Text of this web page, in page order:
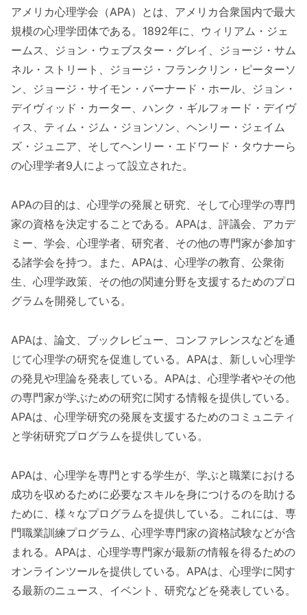
アメリカ心理学会（APA）とは、アメリカ合衆国内で最大
規模の心理学団体である。1892年に、ウィリアム・ジェ
ームス、ジョン・ウェブスター・グレイ、ジョージ・サム
ネル・ストリート、ジョージ・フランクリン・ピーターソ
ン、ジョージ・サイモン・バーナード・ホール、ジョン・
デイヴィッド・カーター、ハンク・ギルフォード・デイヴ
ィス、ティム・ジム・ジョンソン、ヘンリー・ジェイム
ズ・ジュニア、そしてヘンリー・エドワード・タウナーら
の心理学者9人によって設立された。
APAの目的は、心理学の発展と研究、そして心理学の専門
家の資格を決定することである。APAは、評議会、アカデ
ミー、学会、心理学者、研究者、その他の専門家が参加す
る諸学会を持つ。また、APAは、心理学の教育、公衆衛
生、心理学政策、その他の関連分野を支援するためのプロ
グラムを開発している。
APAは、論文、ブックレビュー、コンファレンスなどを通
じて心理学の研究を促進している。APAは、新しい心理学
の発見や理論を発表している。APAは、心理学者やその他
の専門家が学ぶための研究に関する情報を提供している。
APAは、心理学研究の発展を支援するためのコミュニティ
と学術研究プログラムを提供している。
APAは、心理学を専門とする学生が、学ぶと職業における
成功を収めるために必要なスキルを身につけるのを助ける
ために、様々なプログラムを提供している。これには、専
門職業訓練プログラム、心理学専門家の資格試験などが含
まれる。APAは、心理学専門家が最新の情報を得るための
オンラインツールを提供している。APAは、心理学に関す
る最新のニュース、イベント、研究などを発表している。